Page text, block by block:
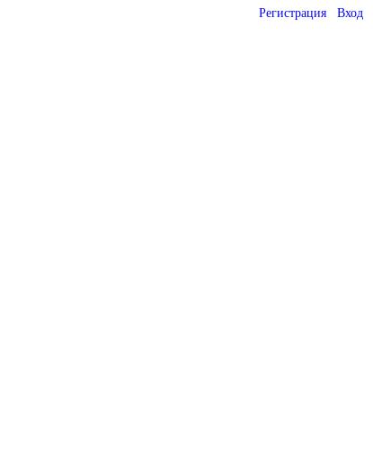
Регистрация Вход